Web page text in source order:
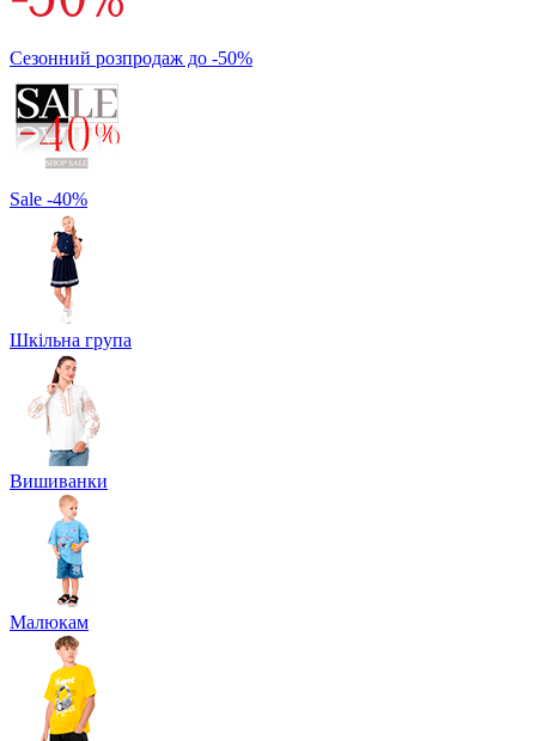
Сезонний розпродаж до -50%
Sale -40%
Шкільна група
Вишиванки
Малюкам